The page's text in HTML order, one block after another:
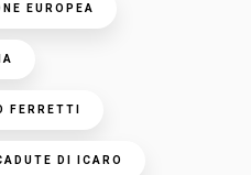
EUROPEA
FERRETTI
DI ICARO